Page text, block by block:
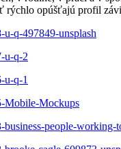
opúšťajú profil